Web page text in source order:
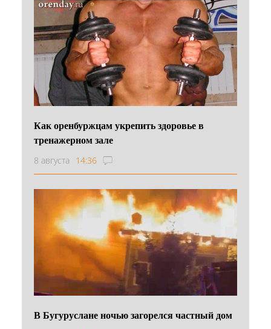
Как оренбуржцам укрепить здоровье в
тренажерном зале
8 августа 14:36
В Бугуруслане ночью загорелся частный дом